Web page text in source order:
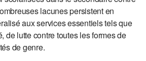
lacunes persistent en
aux services essentiels tels que
de lutte contre toutes les formes de
de genre.